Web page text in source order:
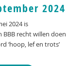
2024
2024 is
BBB recht willen doen
‘hoop, lef en trots’